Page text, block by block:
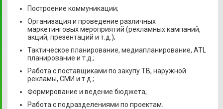
Построение коммуникации;
Организация и проведение различных
маркетинговых мероприятий (рекламных кампаний,
акций, презентаций и т.д.);
Тактическое планирование, медиапланирование, ATL
планирование и т.д.;
Работа с поставщиками по закупу ТВ, наружной
рекламы, СМИ и т.д.;
Формирование и ведение бюджета;
Работа с подразделениями по проектам.